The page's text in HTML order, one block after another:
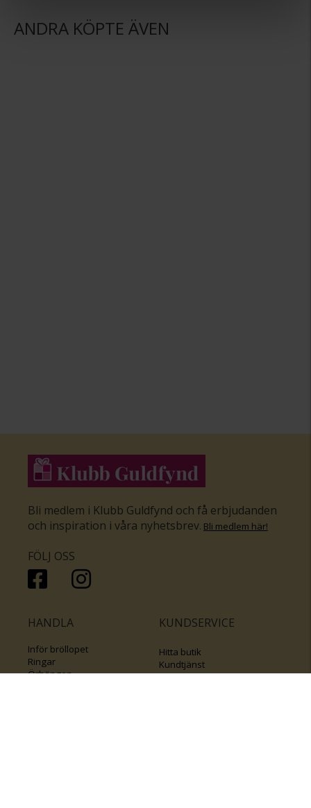
ANDRA KÖPTE ÄVEN
Bli medlem i Klubb Guldfynd och få erbjudanden
och inspiration i våra nyhetsbrev. Bli medlem här!
FÖLJ OSS
HANDLA
Inför bröllopet
Ringar
Örhängen
KUNDSERVICE
Hitta butik
Kundtjänst
Smyckesförsäkringar